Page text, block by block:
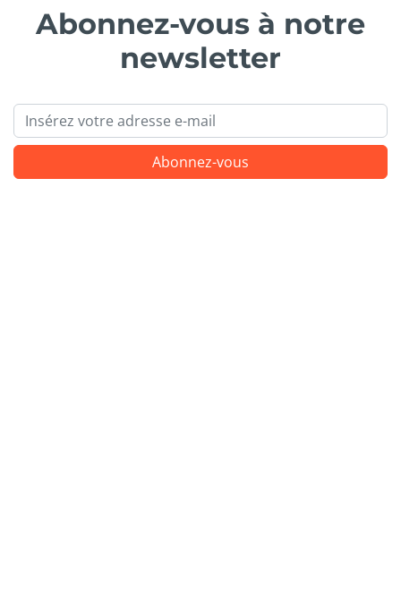
Abonnez-vous à notre
newsletter
Email
Abonnez-vous